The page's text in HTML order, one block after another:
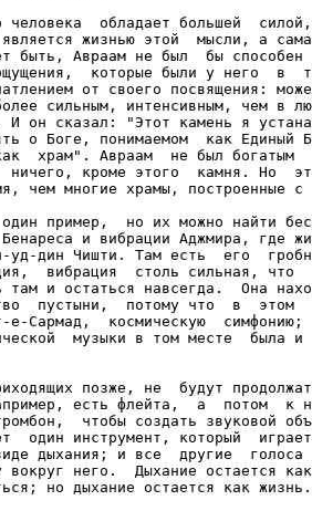
человека  обладает большей
жизнью этой  мысли, а
быть, Авраам не был  бы способен
которые были у него  в
от своего посвящения:
сильным, интенсивным, чем в
он сказал: "Этот камень я
о Боге, понимаемом  как Единый
храм". Авраам  не был богатым
кроме этого  камня. Но
чем многие храмы, построенные с
пример,  но их можно найти
и вибрации Аджмира, где
уд-дин Чишти. Там есть  его
вибрация  столь сильная, что
там и остаться навсегда.  Она
пустыни,  потому что  в  этом
е-Сармад,  космическую
музыки в том месте  была и
позже, не  будут
есть флейта,  а  потом  к
чтобы создать звуковой
один инструмент, который
дыхания; и все  другие  голоса
вокруг него.  Дыхание остается
но дыхание остается как жизнь.